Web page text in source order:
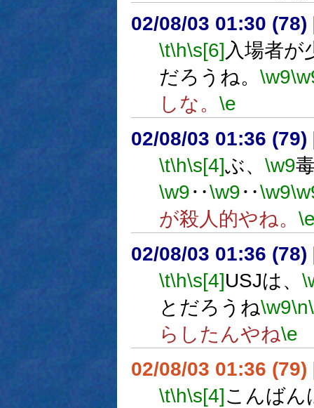
02/08/03 01:30 (78)
\t\h\s[6] 入場者が
だろうね。 \w9
しな。 \e
02/08/03 01:36 (79)
\t\h\s[4]ぶ、 \w9
\w9‥\w9‥\w9
が殺人的やね。
02/08/03 01:36 (78)
\t\h\s[4]USJは、
とだろうね\w9\n
らしたんやね\e
02/08/03 01:36 (79)
\t\h\s[4] こんばん